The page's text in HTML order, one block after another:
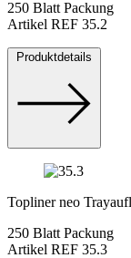
250 Blatt Packung
Artikel REF 35.2
Produktdetails
Topliner neo
250 Blatt Packung
Artikel REF 35.3